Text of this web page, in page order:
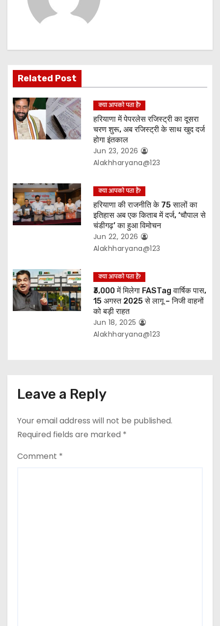
a
t
i
o
n
Related Post
क्या आपको पता हैं?
हरियाणा में पेपरलेस रजिस्ट्री का दूसरा
चरण शुरू, अब रजिस्ट्री के साथ खुद दर्ज
होगा इंतकाल
Jun 23, 2026
Alakhharyana@123
क्या आपको पता हैं?
हरियाणा की राजनीति के 75 सालों का
इतिहास अब एक किताब में दर्ज, ‘चौपाल से
चंडीगढ़’ का हुआ विमोचन
Jun 22, 2026
Alakhharyana@123
क्या आपको पता हैं?
₹3,000 में मिलेगा FASTag वार्षिक पास,
15 अगस्त 2025 से लागू – निजी वाहनों
को बड़ी राहत
Jun 18, 2025
Alakhharyana@123
Leave a Reply
Your email address will not be published.
Required fields are marked *
Comment *